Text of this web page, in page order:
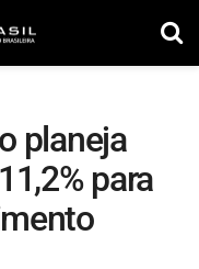
planeja
para